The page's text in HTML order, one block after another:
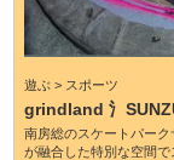
遊ぶ > スポーツ
grindland 氵
南房総のスケートパー
が融合した特別な空間